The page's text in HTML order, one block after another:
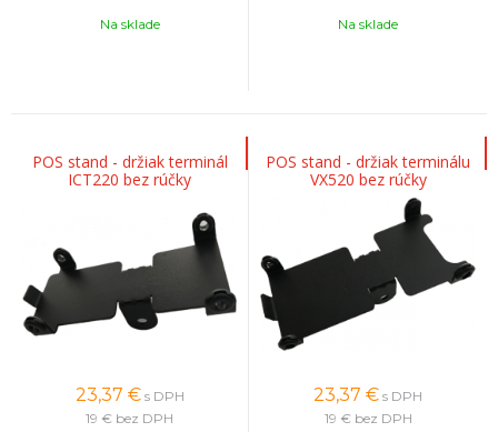
Na sklade
Na sklade
POS stand - držiak terminál
ICT220 bez rúčky
23,37 € s DPH
19 € bez DPH
POS stand - držiak terminálu
VX520 bez rúčky
23,37 € s DPH
19 € bez DPH